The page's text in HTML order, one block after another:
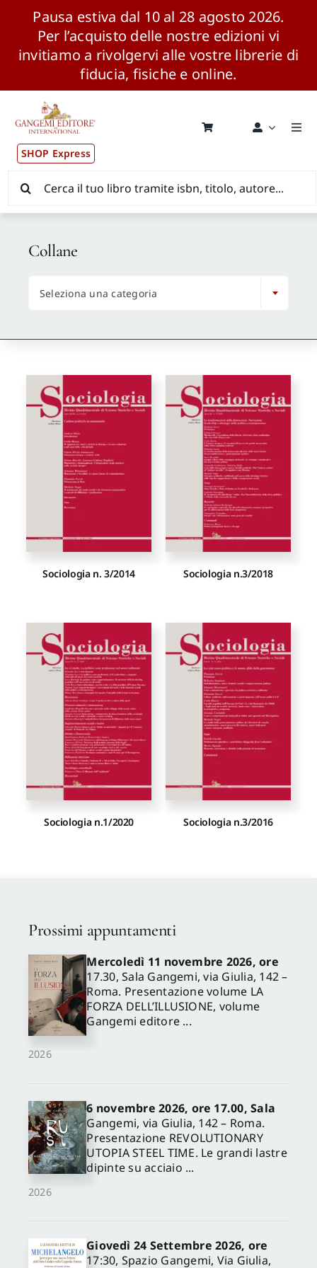
Pausa estiva dal 10 al 28 agosto 2026.
Per l’acquisto delle nostre edizioni vi
invitiamo a rivolgervi alle vostre librerie di
fiducia, fisiche e online.
contenuto
SHOP Express
Pubblicazioni
News ed Eventi
Distribuzione Wolrdwide
CONSIP / MEPA / ANVUR / CINECA
Autori
Proposte di pubblicazione
Gangemi Editore
Newsletter
per:
Sociologia n. 3/2014 Sociologia n.3/2018
Sociologia n.1/2020 Sociologia n.3/2016
Collane
Seleziona una categoria
Prossimi appuntamenti
2026
Mercoledì 11 novembre 2026, ore
17.30, Sala Gangemi, via Giulia, 142 –
Roma. Presentazione volume LA
FORZA DELL’ILLUSIONE, volume
Gangemi editore ...
2026
6 novembre 2026, ore 17.00, Sala
Gangemi, via Giulia, 142 – Roma.
Presentazione REVOLUTIONARY
UTOPIA STEEL TIME. Le grandi lastre
dipinte su acciaio ...
Giovedì 24 Settembre 2026, ore
17:30, Spazio Gangemi, Via Giulia,